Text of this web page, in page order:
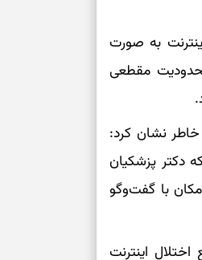
به صورت
مقطعی
نشان کرد:
دکتر پزشکیان
با گفت‌وگو
اینترنت